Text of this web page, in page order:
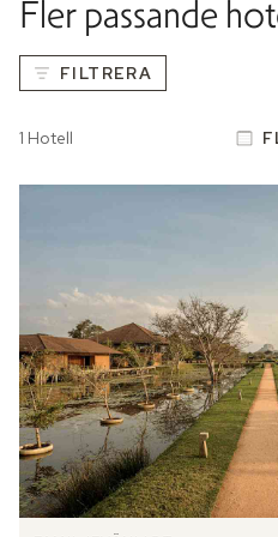
Det kulinariska utbudet fångar
säsongsbetonade rätter och
serverar både lokala
nautiska nyanser av vitt och
fördjupa dig i det srilankesiska
matlagningskurs, där skickliga
traditionella rätter i en
Fler passande
FILTRERA
1 Hotell